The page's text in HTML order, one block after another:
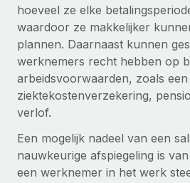
Integraties
Processen stroomlijnen met
DIENSTEN
Vraag een expert
Krijg hulp van global HR- en
Achtergrondonderzoek
Vereenvoudig het
kandidaten
Strategische
Integreer global HR flexibel in je
Een partner worden
Ontdek hoe je met ons kunt
Remote Build
Binnenkort
CASESTUDY'S
Webinars
Evenementen
Newsroom
Inzicht in salaris en talent
Inzichtencentrum
Support
Alle bronnen bekijken
한국어
中文（简体）
hoeveel ze elke
waardoor ze makkelijker
plannen. Daarnaast kunnen
werknemers recht hebben op
arbeidsvoorwaarden, zoals een
ziektekostenverzekering,
verlof.
Een mogelijk nadeel van een
nauwkeurige afspiegeling is
een werknemer in het werk